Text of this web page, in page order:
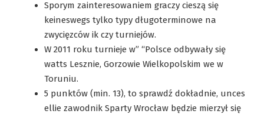
Sporym zainteresowaniem graczy cieszą się
keineswegs tylko typy długoterminowe na
zwycięzców ik czy turniejów.
W 2011 roku turnieje w” “Polsce odbywały się
watts Lesznie, Gorzowie Wielkopolskim we w
Toruniu.
5 punktów (min. 13), to sprawdź dokładnie, unces
ellie zawodnik Sparty Wrocław będzie mierzył się